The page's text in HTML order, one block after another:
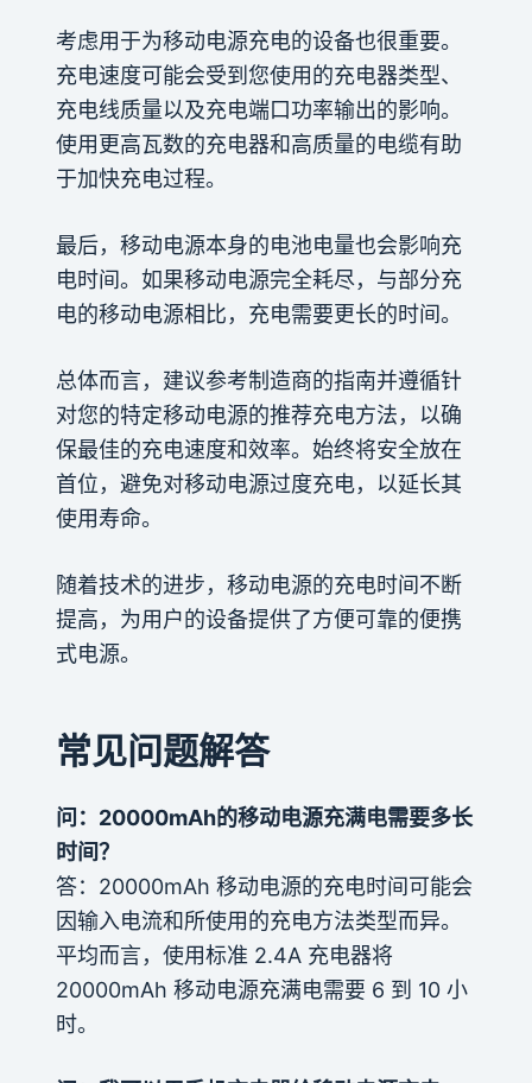
考虑用于为移动电源充电的设备也很重要。
充电速度可能会受到您使用的充电器类型、
充电线质量以及充电端口功率输出的影响。
使用更高瓦数的充电器和高质量的电缆有助
于加快充电过程。
最后，移动电源本身的电池电量也会影响充
电时间。如果移动电源完全耗尽，与部分充
电的移动电源相比，充电需要更长的时间。
总体而言，建议参考制造商的指南并遵循针
对您的特定移动电源的推荐充电方法，以确
保最佳的充电速度和效率。始终将安全放在
首位，避免对移动电源过度充电，以延长其
使用寿命。
随着技术的进步，移动电源的充电时间不断
提高，为用户的设备提供了方便可靠的便携
式电源。
常见问题解答
问：20000mAh的移动电源充满电需要多长
时间？
答：20000mAh 移动电源的充电时间可能会
因输入电流和所使用的充电方法类型而异。
平均而言，使用标准 2.4A 充电器将
20000mAh 移动电源充满电需要 6 到 10 小
时。